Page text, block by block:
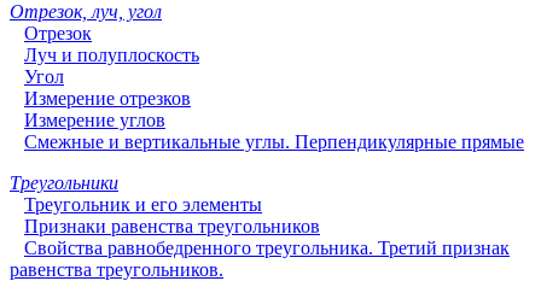
Отрезок, луч, угол
Отрезок
Луч и полуплоскость
Угол
Измерение отрезков
Измерение углов
Смежные и вертикальные углы. Перпендикулярные прямые
Треугольники
Треугольник и его элементы
Признаки равенства треугольников
Свойства равнобедренного треугольника. Третий признак
равенства треугольников.